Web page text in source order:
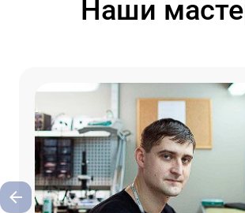
Наши